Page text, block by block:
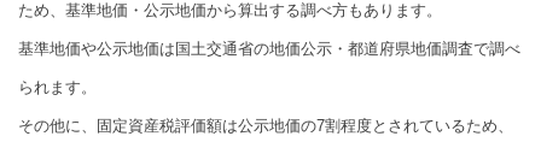
ため、基準地価・公示地価から算出する調べ方もあります。
基準地価や公示地価は国土交通省の地価公示・都道府県地価調査で調べ
られます。
その他に、固定資産税評価額は公示地価の7割程度とされているため、